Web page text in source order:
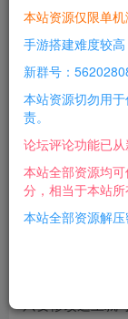
每日活跃最高
积分免费兑换！
游戏介绍：
默认了2个
只要修改这里就
本站资源仅限单
手游搭建难度较
新群号：
本站资源切勿用
责。
论坛评论功能已
本站全部资源均
分，相当于本站所
本站全部资源解